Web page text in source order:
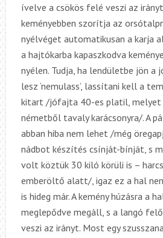
ívelve a csökös felé veszi az
keményebben szorítja az
nyélvéget automatikusan a karja
a hajtókarba kapaszkodva
nyélen. Tudja, ha lendületbe jön a
lesz ‘nemulass’, lassítani kell a
kitart /jófajta 40-es platil, melyet
németből tavaly karácsonyra/. A
abban hiba nem lehet /még
nádbot készítés csínját-bínját, s
volt köztük 30 kiló körüli is –
emberöltő alatt/, igaz ez a hal
is hideg már. A kemény húzásra a
meglepődve megáll, s a langó
veszi az irányt. Most egy